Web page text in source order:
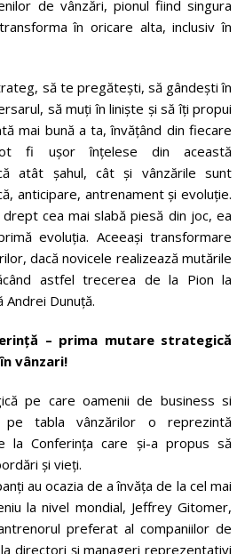
de vânzări, pionul fiind singura
în oricare alta, inclusiv în
să te pregăteşti, să gândeşti în
să muţi în linişte şi să îţi propui
mai bună a ta, învăţând din fiecare
fi ușor înțelese din această
atât şahul, cât şi vânzările sunt
anticipare, antrenament și evoluție.
cea mai slabă piesă din joc, ea
evoluția. Aceeași transformare
dacă novicele realizează mutările
astfel trecerea de la Pion la
Andrei Dunuță.
– prima mutare strategică
vânzari!
pe care oamenii de business si
tabla vânzărilor o reprezintă
la Conferința care și-a propus să
și vieți.
au ocazia de a învăța de la cel mai
la nivel mondial, Jeffrey Gitomer,
preferat al companiilor de
directori şi manageri reprezentativi